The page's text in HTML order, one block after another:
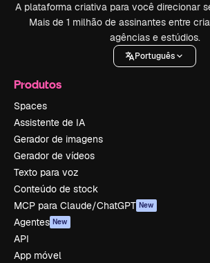
A plataforma criativa para você direcionar
Mais de 1 milhão de assinantes entre
agências e estúdios.
Português
Produtos
Spaces
Assistente de IA
Gerador de imagens
Gerador de vídeos
Texto para voz
Conteúdo de stock
MCP para Claude/ChatGPT New
Agentes New
API
App móvel